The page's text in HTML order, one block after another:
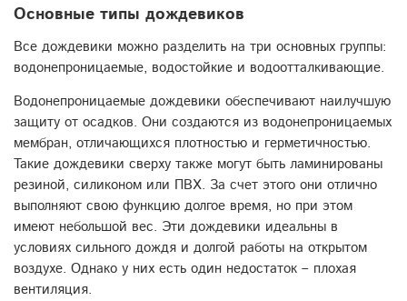
Основные типы дождевиков
Все дождевики можно разделить на три основных группы:
водонепроницаемые, водостойкие и водоотталкивающие.
Водонепроницаемые дождевики обеспечивают наилучшую
защиту от осадков. Они создаются из водонепроницаемых
мембран, отличающихся плотностью и герметичностью.
Такие дождевики сверху также могут быть ламинированы
резиной, силиконом или ПВХ. За счет этого они отлично
выполняют свою функцию долгое время, но при этом
имеют небольшой вес. Эти дождевики идеальны в
условиях сильного дождя и долгой работы на открытом
воздухе. Однако у них есть один недостаток – плохая
вентиляция.